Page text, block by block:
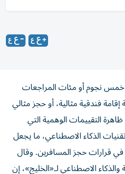
نجوم أو مئات المراجعات
إقامة فندقية مثالية، أو حجز مثالي
التقييمات الوهمية التي
الذكاء الاصطناعي، ما يجعل
في قرارات حجز المسافرين. وقال
الاصطناعي لـ«الخليج»، إن